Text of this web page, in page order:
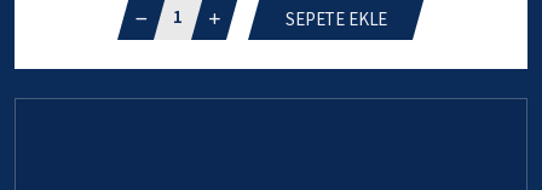
1 SEPETE EKLE